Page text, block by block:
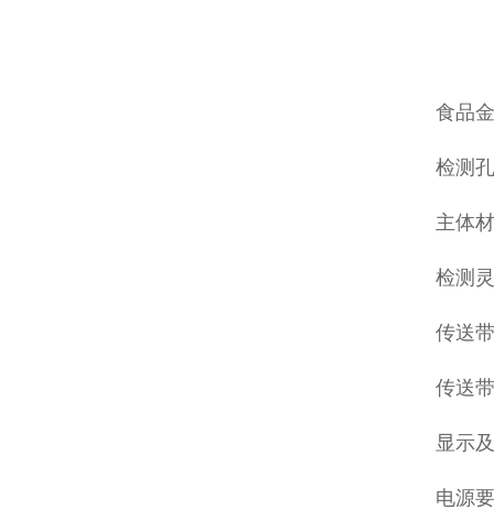
食品
检测
主体
检测
传送
传送
显示
电源